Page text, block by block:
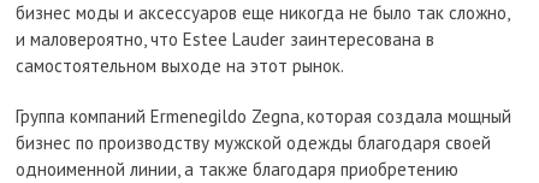
бизнес моды и аксессуаров еще никогда не было так сложно,
и маловероятно, что Estee Lauder заинтересована в
самостоятельном выходе на этот рынок.
Группа компаний Ermenegildo Zegna, которая создала мощный
бизнес по производству мужской одежды благодаря своей
одноименной линии, а также благодаря приобретению